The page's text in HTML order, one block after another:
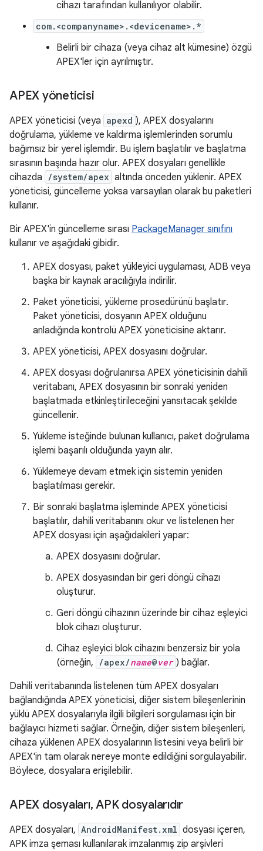
cihazı tarafından kullanılıyor olabilir.
com.<companyname>.<devicename>.*
Belirli bir cihaza (veya cihaz alt kümesine) özgü
APEX'ler için ayrılmıştır.
APEX yöneticisi
APEX yöneticisi (veya apexd ), APEX dosyalarını
doğrulama, yükleme ve kaldırma işlemlerinden sorumlu
bağımsız bir yerel işlemdir. Bu işlem başlatılır ve başlatma
sırasının başında hazır olur. APEX dosyaları genellikle
cihazda
/system/apex altında önceden yüklenir. APEX
yöneticisi, güncelleme yoksa varsayılan olarak bu paketleri
kullanır.
Bir APEX'in güncelleme sırası PackageManager sınıfını
kullanır ve aşağıdaki gibidir.
APEX dosyası, paket yükleyici uygulaması, ADB veya
başka bir kaynak aracılığıyla indirilir.
Paket yöneticisi, yükleme prosedürünü başlatır.
Paket yöneticisi, dosyanın APEX olduğunu
anladığında kontrolü APEX yöneticisine aktarır.
APEX yöneticisi, APEX dosyasını doğrular.
APEX dosyası doğrulanırsa APEX yöneticisinin dahili
veritabanı, APEX dosyasının bir sonraki yeniden
başlatmada etkinleştirileceğini yansıtacak şekilde
güncellenir.
Yükleme isteğinde bulunan kullanıcı, paket doğrulama
işlemi başarılı olduğunda yayın alır.
Yüklemeye devam etmek için sistemin yeniden
başlatılması gerekir.
Bir sonraki başlatma işleminde APEX yöneticisi
başlatılır, dahili veritabanını okur ve listelenen her
APEX dosyası için aşağıdakileri yapar:
APEX dosyasını doğrular.
APEX dosyasından bir geri döngü cihazı
oluşturur.
Geri döngü cihazının üzerinde bir cihaz eşleyici
blok cihazı oluşturur.
Cihaz eşleyici blok cihazını benzersiz bir yola
(örneğin,
/apex/name@ver ) bağlar.
Dahili veritabanında listelenen tüm APEX dosyaları
bağlandığında APEX yöneticisi, diğer sistem bileşenlerinin
yüklü APEX dosyalarıyla ilgili bilgileri sorgulaması için bir
bağlayıcı hizmeti sağlar. Örneğin, diğer sistem bileşenleri,
cihaza yüklenen APEX dosyalarının listesini veya belirli bir
APEX'in tam olarak nereye monte edildiğini sorgulayabilir.
Böylece, dosyalara erişilebilir.
APEX dosyaları, APK dosyalarıdır
APEX dosyaları, AndroidManifest.xml dosyası içeren,
APK imza şeması kullanılarak imzalanmış zip arşivleri